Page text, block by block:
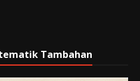
Tambahan